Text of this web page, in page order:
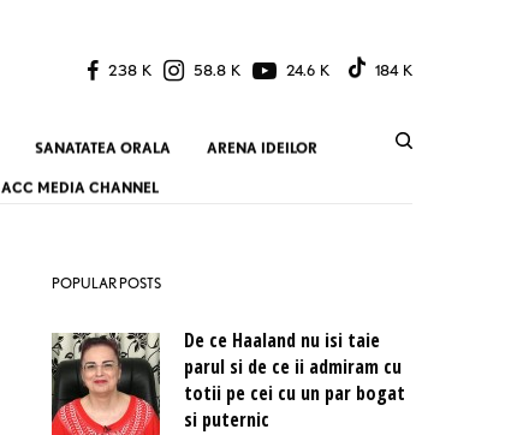
238 K 58.8 K 24.6 K 184 K
SANATATEA ORALA ARENA IDEILOR
ACC MEDIA CHANNEL
POPULAR POSTS
De ce Haaland nu isi taie
parul si de ce ii admiram cu
totii pe cei cu un par bogat
si puternic